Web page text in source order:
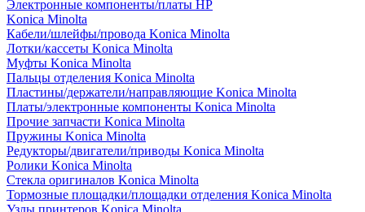
Электронные компоненты/платы HP
Konica Minolta
Кабели/шлейфы/провода Konica Minolta
Лотки/кассеты Konica Minolta
Муфты Konica Minolta
Пальцы отделения Konica Minolta
Пластины/держатели/направляющие Konica Minolta
Платы/электронные компоненты Konica Minolta
Прочие запчасти Konica Minolta
Пружины Konica Minolta
Редукторы/двигатели/приводы Konica Minolta
Ролики Konica Minolta
Стекла оригиналов Konica Minolta
Тормозные площадки/площадки отделения Konica Minolta
Узлы принтеров Konica Minolta